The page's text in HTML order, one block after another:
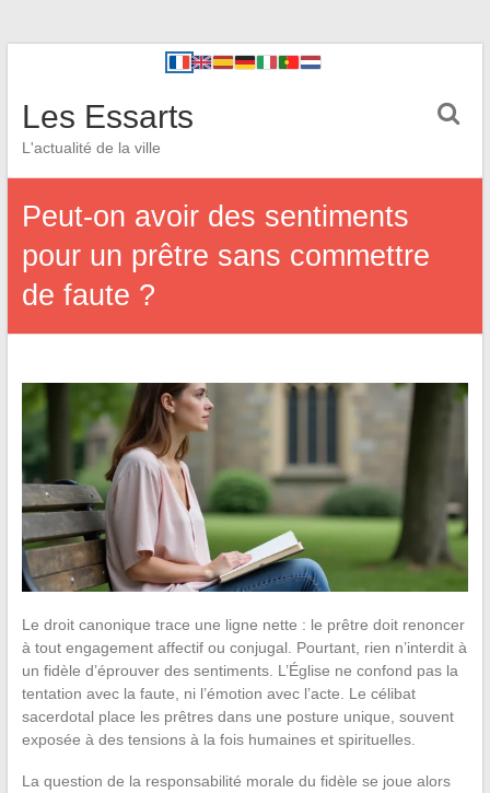
Les Essarts
L'actualité de la ville
Peut-on avoir des sentiments
pour un prêtre sans commettre
de faute ?
Le droit canonique trace une ligne nette : le prêtre doit renoncer
à tout engagement affectif ou conjugal. Pourtant, rien n’interdit à
un fidèle d’éprouver des sentiments. L’Église ne confond pas la
tentation avec la faute, ni l’émotion avec l’acte. Le célibat
sacerdotal place les prêtres dans une posture unique, souvent
exposée à des tensions à la fois humaines et spirituelles.
La question de la responsabilité morale du fidèle se joue alors